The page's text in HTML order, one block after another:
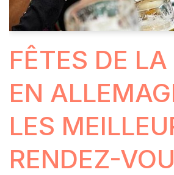
FÊTES DE LA
EN
LES
RENDEZ-